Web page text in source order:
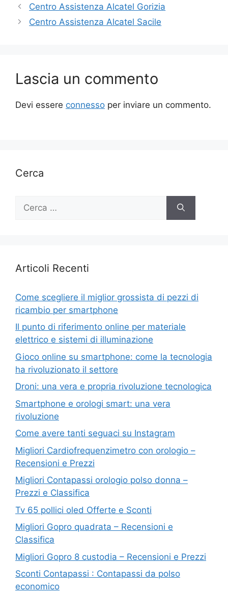
Centro Assistenza Alcatel Gorizia
Centro Assistenza Alcatel Sacile
Lascia un commento
Devi essere connesso per inviare un commento.
Cerca
per:
Articoli Recenti
Come scegliere il miglior grossista di pezzi di
ricambio per smartphone
Il punto di riferimento online per materiale
elettrico e sistemi di illuminazione
Gioco online su smartphone: come la tecnologia
ha rivoluzionato il settore
Droni: una vera e propria rivoluzione tecnologica
Smartphone e orologi smart: una vera
rivoluzione
Come avere tanti seguaci su Instagram
Migliori Cardiofrequenzimetro con orologio –
Recensioni e Prezzi
Migliori Contapassi orologio polso donna –
Prezzi e Classifica
Tv 65 pollici oled Offerte e Sconti
Migliori Gopro quadrata – Recensioni e
Classifica
Migliori Gopro 8 custodia – Recensioni e Prezzi
Sconti Contapassi : Contapassi da polso
economico